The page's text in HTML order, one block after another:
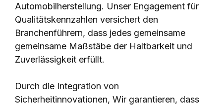
Automobilherstellung. Unser Engagement für
Qualitätskennzahlen versichert den
Branchenführern, dass jedes gemeinsame
gemeinsame Maßstäbe der Haltbarkeit und
Zuverlässigkeit erfüllt.
Durch die Integration von
Sicherheitinnovationen, Wir garantieren, dass